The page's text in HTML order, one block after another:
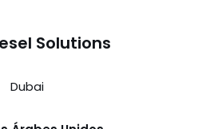
Solutions
Dubai